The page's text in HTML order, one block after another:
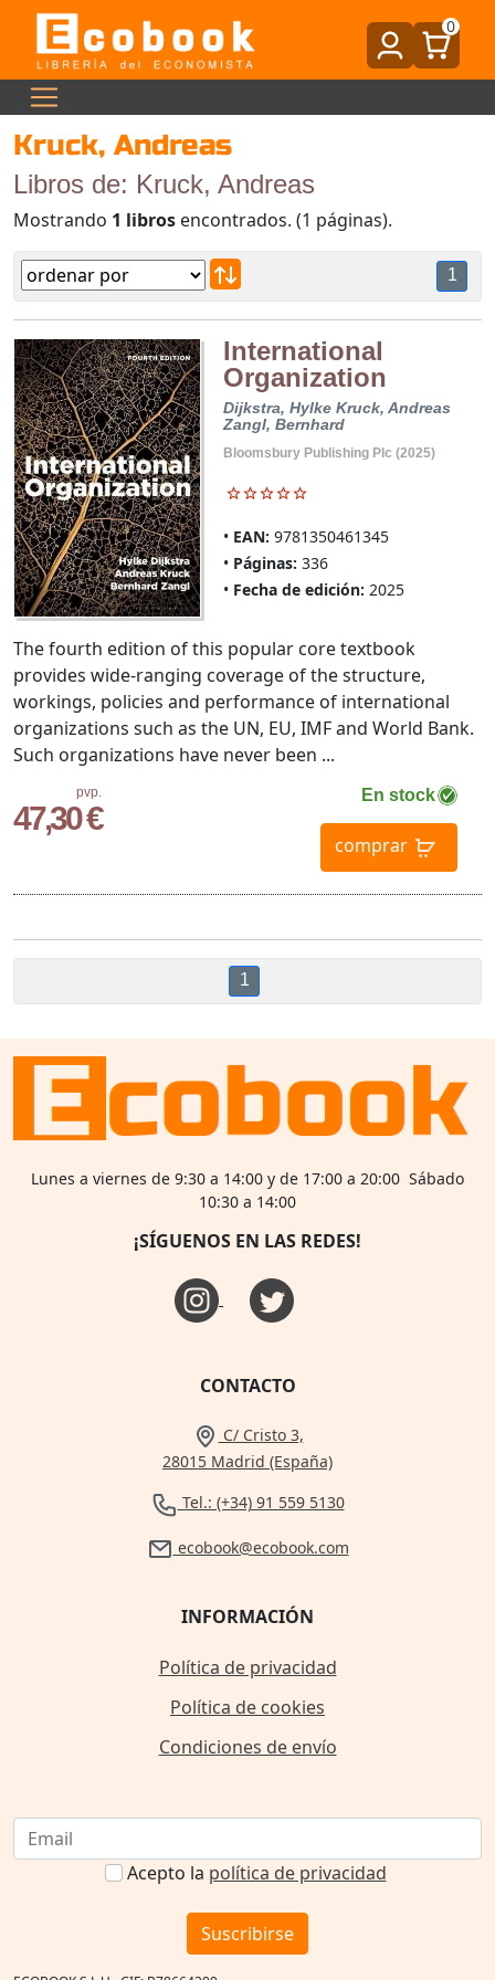
0
Kruck, Andreas
Libros de: Kruck, Andreas
Mostrando 1 libros encontrados. (1 páginas).
1
International
Organization
Dijkstra, Hylke Kruck, Andreas
Zangl, Bernhard
Bloomsbury Publishing Plc (2025)
EAN: 9781350461345
Páginas: 336
Fecha de edición: 2025
pvp.
47,30 €
En stock
comprar
The fourth edition of this popular core textbook
provides wide-ranging coverage of the structure,
workings, policies and performance of international
organizations such as the UN, EU, IMF and World Bank.
Such organizations have never been ...
1
Lunes a viernes de 9:30 a 14:00 y de 17:00 a 20:00 Sábado
10:30 a 14:00
¡SÍGUENOS EN LAS REDES!
CONTACTO
C/ Cristo 3,
28015 Madrid (España)
Tel.: (+34) 91 559 5130
ecobook@ecobook.com
INFORMACIÓN
Política de privacidad
Política de cookies
Condiciones de envío
Acepto la política de privacidad
Suscribirse